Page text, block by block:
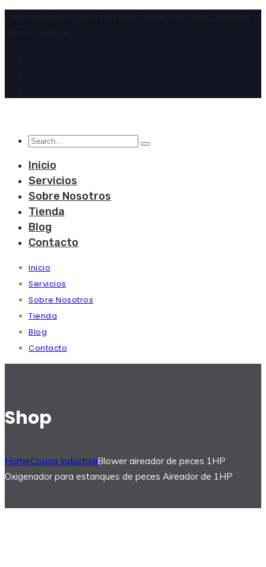
Inicio
Servicios
Sobre Nosotros
Tienda
Blog
Contacto
Inicio
Servicios
Sobre Nosotros
Tienda
Blog
Contacto
Shop
HomeCocina IndustrialBlower aireador de peces 1HP
Oxigenador para estanques de peces Aireador de 1HP